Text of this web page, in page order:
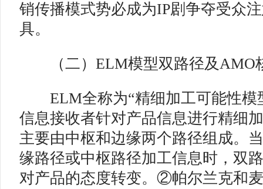
销传播模式势必成为IP剧争夺受众
具。
（二）ELM模型双路径及
ELM全称为“精细加工可能性模
信息接收者针对产品信息进行精细
主要由中枢和边缘两个路径组成。
缘路径或中枢路径加工信息时，双
对产品的态度转变。②帕尔兰克和